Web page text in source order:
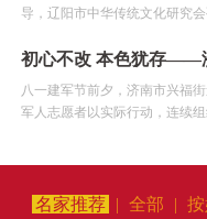
导，辽阳市中华传统文化研究
八一建军节前夕，济南市兴福
军人志愿者以实际行动，连续
名家推荐 | 全部 |